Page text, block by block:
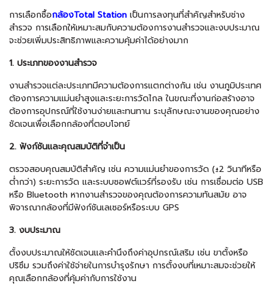
การเลือกซื้อกล้องTotal Station เป็นการลงทุนที่สำคัญสำหรับช่าง
สำรวจ การเลือกให้เหมาะสมกับความต้องการงานสำรวจและงบประมาณ
จะช่วยเพิ่มประสิทธิภาพและความคุ้มค่าได้อย่างมาก
1. ประเภทของงานสำรวจ
งานสำรวจแต่ละประเภทมีความต้องการแตกต่างกัน เช่น งานภูมิประเทศ
ต้องการความแม่นยำสูงและระยะการวัดไกล ในขณะที่งานก่อสร้างอาจ
ต้องการอุปกรณ์ที่ใช้งานง่ายและทนทาน ระบุลักษณะงานของคุณอย่าง
ชัดเจนเพื่อเลือกกล้องที่ตอบโจทย์
2. ฟังก์ชันและคุณสมบัติที่จำเป็น
ตรวจสอบคุณสมบัติสำคัญ เช่น ความแม่นยำของการวัด (±2 วินาทีหรือ
ต่ำกว่า) ระยะการวัด และระบบซอฟต์แวร์ที่รองรับ เช่น การเชื่อมต่อ USB
หรือ Bluetooth หากงานสำรวจของคุณต้องการความทันสมัย อาจ
พิจารณากล้องที่มีฟังก์ชันเลเซอร์หรือระบบ GPS
3. งบประมาณ
ตั้งงบประมาณให้ชัดเจนและคำนึงถึงค่าอุปกรณ์เสริม เช่น ขาตั้งหรือ
ปริซึม รวมถึงค่าใช้จ่ายในการบำรุงรักษา การตั้งงบที่เหมาะสมจะช่วยให้
คุณเลือกกล้องที่คุ้มค่ากับการใช้งาน